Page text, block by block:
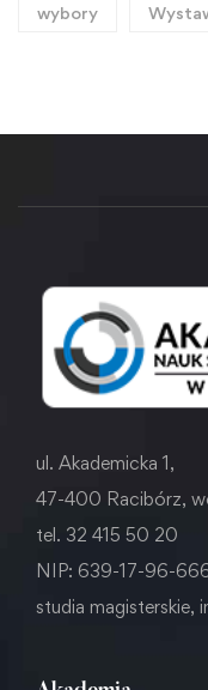
wybory
ul. Akademicka 1,
47-400 Racibórz,
tel. 32 415 50 20
NIP: 639-17-96-
studia magisterskie,